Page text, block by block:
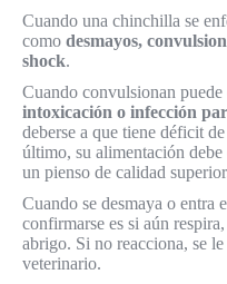
Cuando una chinchilla se
como desmayos,
shock.
Cuando convulsionan puede
intoxicación o infección
deberse a que tiene déficit
último, su alimentación
un pienso de calidad
Cuando se desmaya o entra
confirmarse es si aún
abrigo. Si no reacciona, se
veterinario.